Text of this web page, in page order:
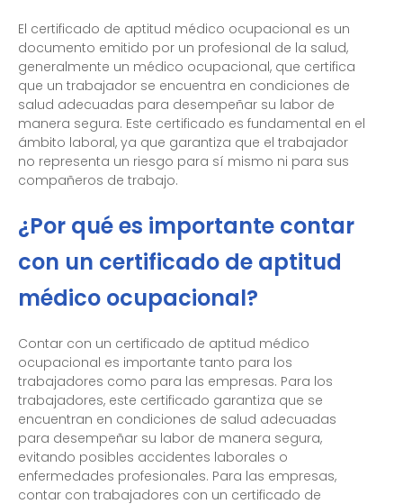
El certificado de aptitud médico ocupacional es un
documento emitido por un profesional de la salud,
generalmente un médico ocupacional, que certifica
que un trabajador se encuentra en condiciones de
salud adecuadas para desempeñar su labor de
manera segura. Este certificado es fundamental en el
ámbito laboral, ya que garantiza que el trabajador
no representa un riesgo para sí mismo ni para sus
compañeros de trabajo.
¿Por qué es importante contar
con un certificado de aptitud
médico ocupacional?
Contar con un certificado de aptitud médico
ocupacional es importante tanto para los
trabajadores como para las empresas. Para los
trabajadores, este certificado garantiza que se
encuentran en condiciones de salud adecuadas
para desempeñar su labor de manera segura,
evitando posibles accidentes laborales o
enfermedades profesionales. Para las empresas,
contar con trabajadores con un certificado de